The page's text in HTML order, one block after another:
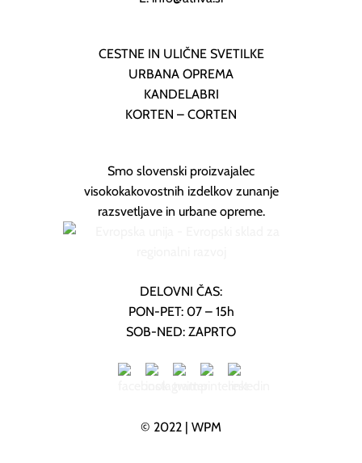
CESTNE IN ULIČNE SVETILKE
URBANA OPREMA
KANDELABRI
KORTEN – CORTEN
Smo slovenski proizvajalec
visokokakovostnih izdelkov zunanje
razsvetljave in urbane opreme.
DELOVNI ČAS:
PON-PET: 07 – 15h
SOB-NED: ZAPRTO
© 2022 | WPM